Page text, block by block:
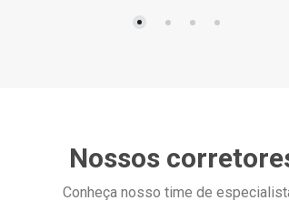
Nossos
Conheça nosso time de